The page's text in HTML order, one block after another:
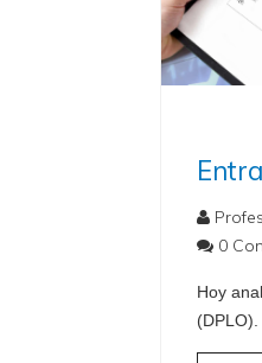
0
Hoy
(DPLO).